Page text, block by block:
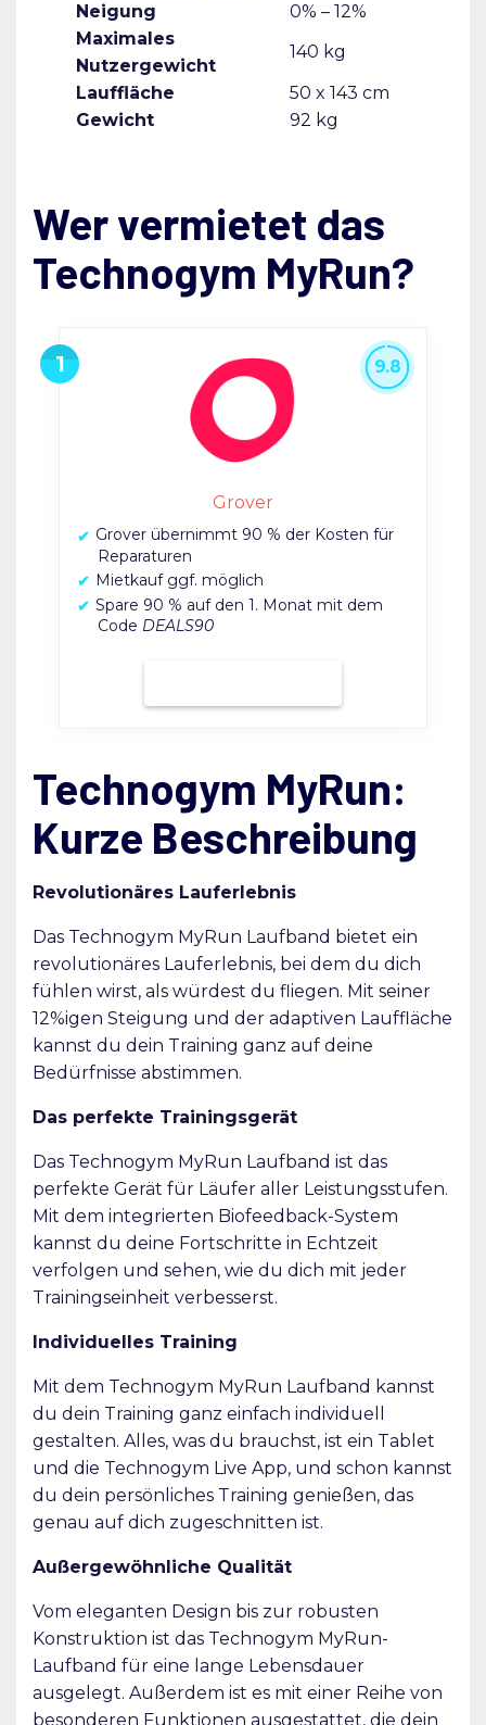
Neigung
0% – 12%
Maximales
Nutzergewicht
140 kg
Lauffläche
50 x 143 cm
Gewicht
92 kg
Wer vermietet das
Technogym MyRun?
Grover
Grover übernimmt 90 % der Kosten für
Reparaturen
Mietkauf ggf. möglich
Spare 90 % auf den 1. Monat mit dem
Code DEALS90
9.8
Technogym MyRun:
Kurze Beschreibung
Revolutionäres Lauferlebnis
Das Technogym MyRun Laufband bietet ein
revolutionäres Lauferlebnis, bei dem du dich
fühlen wirst, als würdest du fliegen. Mit seiner
12%igen Steigung und der adaptiven Lauffläche
kannst du dein Training ganz auf deine
Bedürfnisse abstimmen.
Das perfekte Trainingsgerät
Das Technogym MyRun Laufband ist das
perfekte Gerät für Läufer aller Leistungsstufen.
Mit dem integrierten Biofeedback-System
kannst du deine Fortschritte in Echtzeit
verfolgen und sehen, wie du dich mit jeder
Trainingseinheit verbesserst.
Individuelles Training
Mit dem Technogym MyRun Laufband kannst
du dein Training ganz einfach individuell
gestalten. Alles, was du brauchst, ist ein Tablet
und die Technogym Live App, und schon kannst
du dein persönliches Training genießen, das
genau auf dich zugeschnitten ist.
Außergewöhnliche Qualität
Vom eleganten Design bis zur robusten
Konstruktion ist das Technogym MyRun-
Laufband für eine lange Lebensdauer
ausgelegt. Außerdem ist es mit einer Reihe von
besonderen Funktionen ausgestattet, die dein